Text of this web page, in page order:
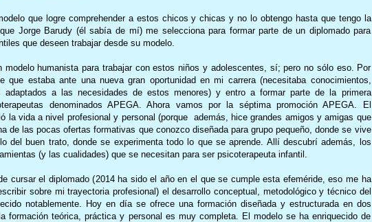
que logre comprehender a estos chicos y chicas y no lo obtengo hasta que tengo la
Jorge Barudy (él sabía de mí) me selecciona para formar parte de un diplomado para
que deseen trabajar desde su modelo.
modelo humanista para trabajar con estos niños y adolescentes, sí; pero no sólo eso. Por
que estaba ante una nueva gran oportunidad en mi carrera (necesitaba conocimientos,
adaptados a las necesidades de estos menores) y entro a formar parte de la primera
denominados APEGA. Ahora vamos por la séptima promoción APEGA. El
la vida a nivel profesional y personal (porque además, hice grandes amigos y amigas que
de las pocas ofertas formativas que conozco diseñada para grupo pequeño, donde se vive
del buen trato, donde se experimenta todo lo que se aprende. Allí descubrí además, los
(y las cualidades) que se necesitan para ser psicoterapeuta infantil.
cursar el diplomado (2014 ha sido el año en el que se cumple esta efeméride, eso me ha
sobre mi trayectoria profesional) el desarrollo conceptual, metodológico y técnico del
notablemente. Hoy en día se ofrece una formación diseñada y estructurada en dos
formación teórica, práctica y personal es muy completa. El modelo se ha enriquecido de